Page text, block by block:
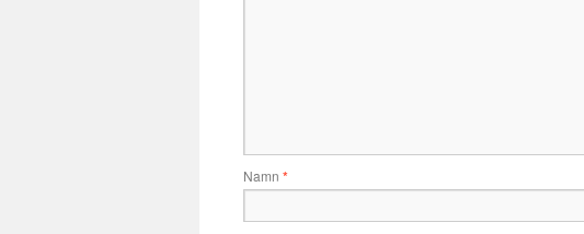
Namn *